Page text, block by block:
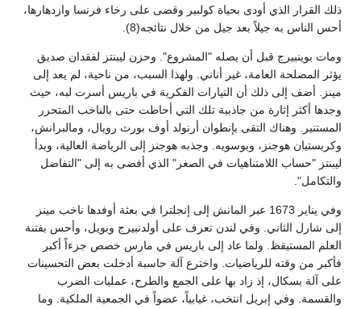
ذلك القرار الذي أودى بحياة كولبير وقضى على رخاء فرنسا وازدهارها،
أحس الناس به جيلاً بعد جيل من خلال نتائجه(8).
ومات بوينبيرج قبل أن يصله "المشروع". وحزن ليبنتز لفقدان صديق
يؤثر المصلحة العامة، غير أناني. ولهذا السبب، من ناحية، لم يعد إلى
مينز. أضف إلى ذلك أن التيارات الفكرية في باريس أسرت لبه، حيث
وجدها أكثر إثارة من جاذبية تلك التي أحاطت حتى بالناخب المتحرر
المستنير. وهناك التقى بإنطوان أرنولد أوف بورث رويال، ومالبرانش،
وكريستيان هوجنز، وبوسويه. وجذبه هوجنز إلى الرياضة العالية، وبدأ
ليبنتز "حساب اللامتناهيات في الصغر" الذي أفضى به إلى "التفاضل
والتكامل".
وفي يناير 1673 عبر المانش إلى إنجلترا في بعثة أوفدها ناخب مينز
إلى شارل الثاني. وفي لندن تعرف على أولدنبيرج وبويل، وأحس بفتنة
العلم المستيقظ. ولما عاد إلى باريس في مارس خصص جزءاً أكبر
فأكبر من وقته للرياضيات. واخترع آلة حاسبة أدخلت بعض التحسينات
على آلة بسكال، إذ زاد بها على الجمع والطرح، عمليات الضرب
والقسمة. وفي إبريل انتخب، غيابياً، عضواً في الجمعية الملكية. وما